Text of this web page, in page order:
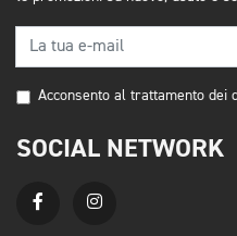
Acconsento al trattamento dei
SOCIAL NETWORK